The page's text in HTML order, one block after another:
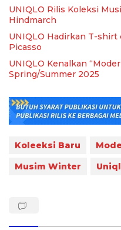
UNIQLO Rilis Koleksi
Hindmarch
UNIQLO Hadirkan T-shirt
Picasso
UNIQLO Kenalkan
Spring/Summer 2025
Koleeksi Baru
Musim Winter